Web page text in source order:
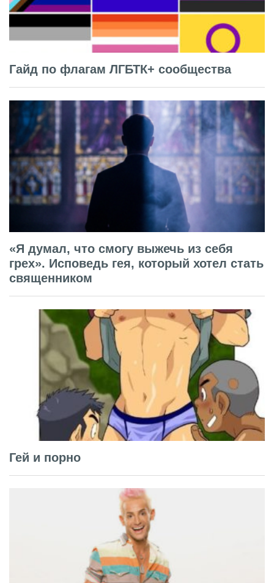
Гайд по флагам ЛГБТК+ сообщества
«Я думал, что смогу выжечь из себя
грех». Исповедь гея, который хотел стать
священником
Гей и порно